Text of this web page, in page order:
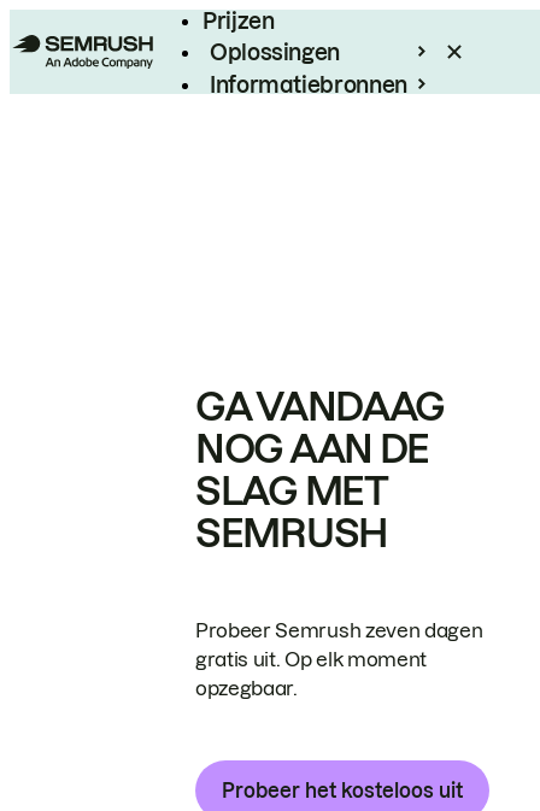
Prijzen
Oplossingen
Informatiebronnen
GA VANDAAG
NOG AAN DE
SLAG MET
SEMRUSH
Probeer Semrush zeven dagen
gratis uit. Op elk moment
opzegbaar.
Probeer het kosteloos uit